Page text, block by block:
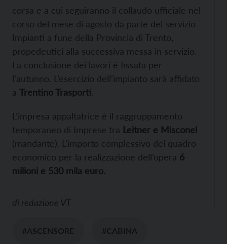
corsa e a cui seguiranno il collaudo ufficiale nel
corso del mese di agosto da parte del servizio
Impianti a fune della Provincia di Trento,
propedeutici alla successiva messa in servizio.
La conclusione dei lavori è fissata per
l’autunno. L’esercizio dell’impianto sarà affidato
a Trentino Trasporti.
L’impresa appaltatrice è il raggruppamento
temporaneo di Imprese tra Leitner e Misconel
(mandante). L’importo complessivo del quadro
economico per la realizzazione dell’opera 6
milioni e 530 mila euro.
di redazione VT
#ASCENSORE #CABINA